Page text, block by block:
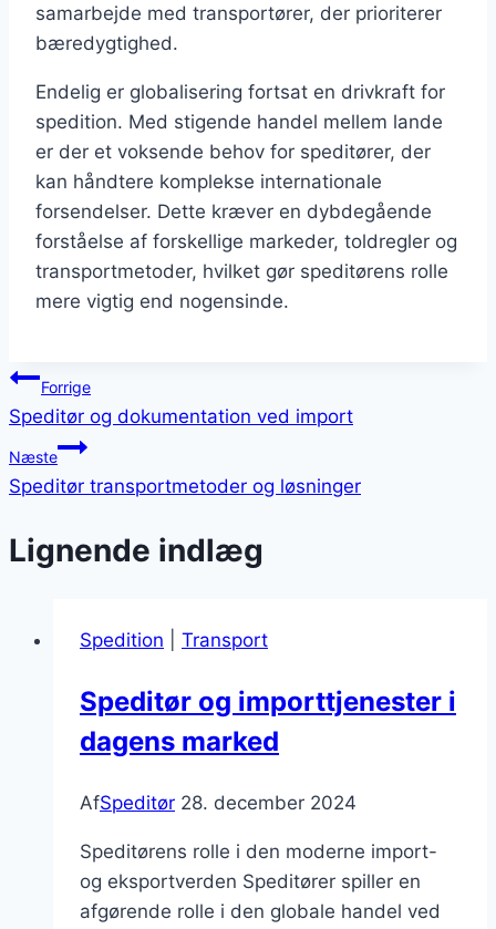
samarbejde med transportører, der prioriterer
bæredygtighed.
Endelig er globalisering fortsat en drivkraft for
spedition. Med stigende handel mellem lande
er der et voksende behov for speditører, der
kan håndtere komplekse internationale
forsendelser. Dette kræver en dybdegående
forståelse af forskellige markeder, toldregler og
transportmetoder, hvilket gør speditørens rolle
mere vigtig end nogensinde.
Indlægsnavigation
Forrige
Speditør og dokumentation ved import
Næste
Speditør transportmetoder og løsninger
Lignende indlæg
Spedition Transport
Speditør og importtjenester i
dagens marked
AfSpeditør 28. december 2024
Speditørens rolle i den moderne import-
og eksportverden Speditører spiller en
afgørende rolle i den globale handel ved